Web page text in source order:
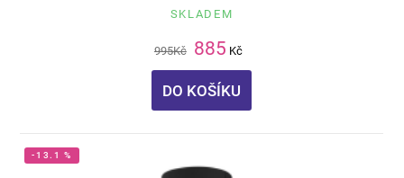
SKLADEM
995Kč 885 Kč
DO KOŠÍKU
-13.1 %